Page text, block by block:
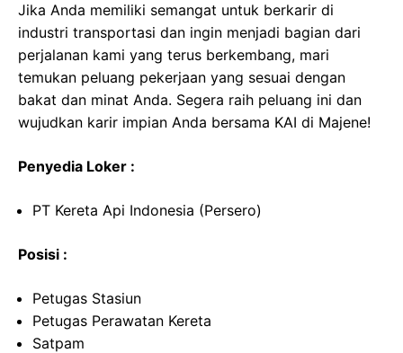
Jika Anda memiliki semangat untuk berkarir di
industri transportasi dan ingin menjadi bagian dari
perjalanan kami yang terus berkembang, mari
temukan peluang pekerjaan yang sesuai dengan
bakat dan minat Anda. Segera raih peluang ini dan
wujudkan karir impian Anda bersama KAI di Majene!
Penyedia Loker :
PT Kereta Api Indonesia (Persero)
Posisi :
Petugas Stasiun
Petugas Perawatan Kereta
Satpam